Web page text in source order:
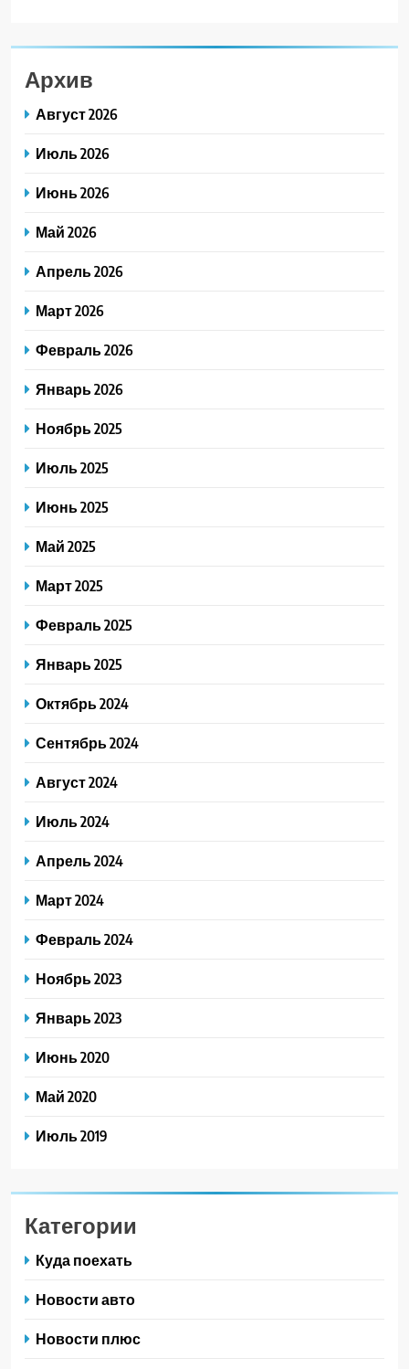
Архив
Август 2026
Июль 2026
Июнь 2026
Май 2026
Апрель 2026
Март 2026
Февраль 2026
Январь 2026
Ноябрь 2025
Июль 2025
Июнь 2025
Май 2025
Март 2025
Февраль 2025
Январь 2025
Октябрь 2024
Сентябрь 2024
Август 2024
Июль 2024
Апрель 2024
Март 2024
Февраль 2024
Ноябрь 2023
Январь 2023
Июнь 2020
Май 2020
Июль 2019
Категории
Куда поехать
Новости авто
Новости плюс